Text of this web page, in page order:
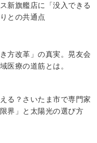
新旗艦店に「没入できる
との共通点
方改革」の真実。晃友会
医療の道筋とは。
る？さいたま市で専門家
界」と太陽光の選び方